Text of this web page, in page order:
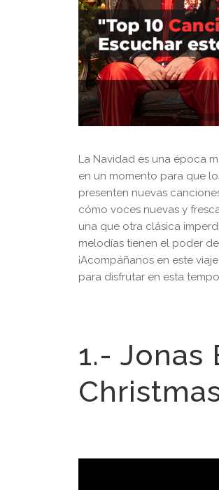
La Navidad es una época
en un momento para que
presenten nuevas
cómo voces nuevas y
una que otra clásica
melodías tienen el poder
¡Acompáñanos en este
para disfrutar en esta
1.- Jonas